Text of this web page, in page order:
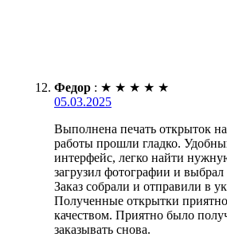
Федор : ★ ★ ★ ★ ★
05.03.2025
Выполнена печать открыток
работы прошли гладко.
интерфейс, легко найти
загрузил фотографии и
Заказ собрали и отправили в
Полученные открытки
качеством. Приятно было
заказывать снова.